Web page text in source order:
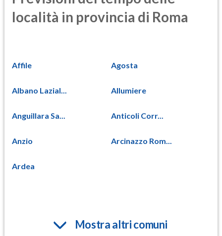
località in provincia di Roma
Affile Agosta
Albano Lazial... Allumiere
Anguillara Sa... Anticoli Corr...
Anzio Arcinazzo Rom...
Ardea
Mostra altri comuni